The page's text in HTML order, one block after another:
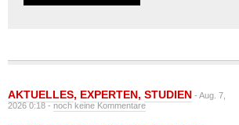
AKTUELLES, EXPERTEN, STUDIEN - Aug. 7,
2026 0:18 -noch keine Kommentare